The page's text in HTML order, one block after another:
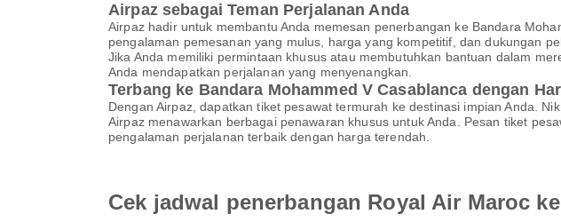
Airpaz sebagai Teman Perjalanan Anda
Airpaz hadir untuk membantu Anda memesan penerbangan ke Bandara
pengalaman pemesanan yang mulus, harga yang kompetitif, dan dukungan
Jika Anda memiliki permintaan khusus atau membutuhkan bantuan dalam
Anda mendapatkan perjalanan yang menyenangkan.
Terbang ke Bandara Mohammed V Casablanca dengan
Dengan Airpaz, dapatkan tiket pesawat termurah ke destinasi impian Anda.
Airpaz menawarkan berbagai penawaran khusus untuk Anda. Pesan tiket
pengalaman perjalanan terbaik dengan harga terendah.
Cek jadwal penerbangan Royal Air Maroc